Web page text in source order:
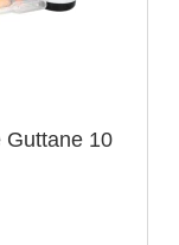
Guttane 10